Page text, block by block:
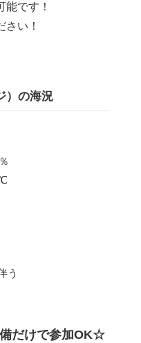
です！
さい！
）の海況
う
だけで参加OK☆